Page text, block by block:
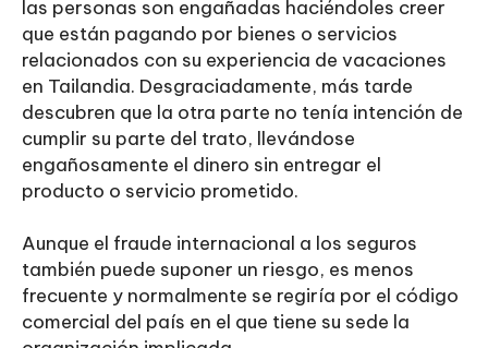
las personas son engañadas haciéndoles creer
que están pagando por bienes o servicios
relacionados con su experiencia de vacaciones
en Tailandia. Desgraciadamente, más tarde
descubren que la otra parte no tenía intención de
cumplir su parte del trato, llevándose
engañosamente el dinero sin entregar el
producto o servicio prometido.
Aunque el fraude internacional a los seguros
también puede suponer un riesgo, es menos
frecuente y normalmente se regiría por el código
comercial del país en el que tiene su sede la